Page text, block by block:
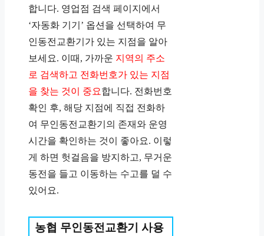
합니다. 영업점 검색 페이지에서
‘자동화 기기’ 옵션을 선택하여 무
인동전교환기가 있는 지점을 알아
보세요. 이때, 가까운 지역의 주소
로 검색하고 전화번호가 있는 지점
을 찾는 것이 중요합니다. 전화번호
확인 후, 해당 지점에 직접 전화하
여 무인동전교환기의 존재와 운영
시간을 확인하는 것이 좋아요. 이렇
게 하면 헛걸음을 방지하고, 무거운
동전을 들고 이동하는 수고를 덜 수
있어요.
농협 무인동전교환기 사용